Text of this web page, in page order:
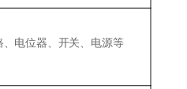
、电位器、开关、电源等